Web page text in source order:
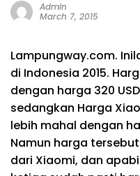
Admin
March 7, 2015
Lampungway.com.
di Indonesia 2015.
dengan harga 320
sedangkan Harga
lebih mahal dengan
Namun harga
dari Xiaomi, dan